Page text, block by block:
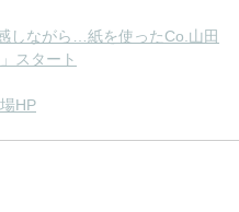
しながら…紙を使ったCo.山田
スタート
HP